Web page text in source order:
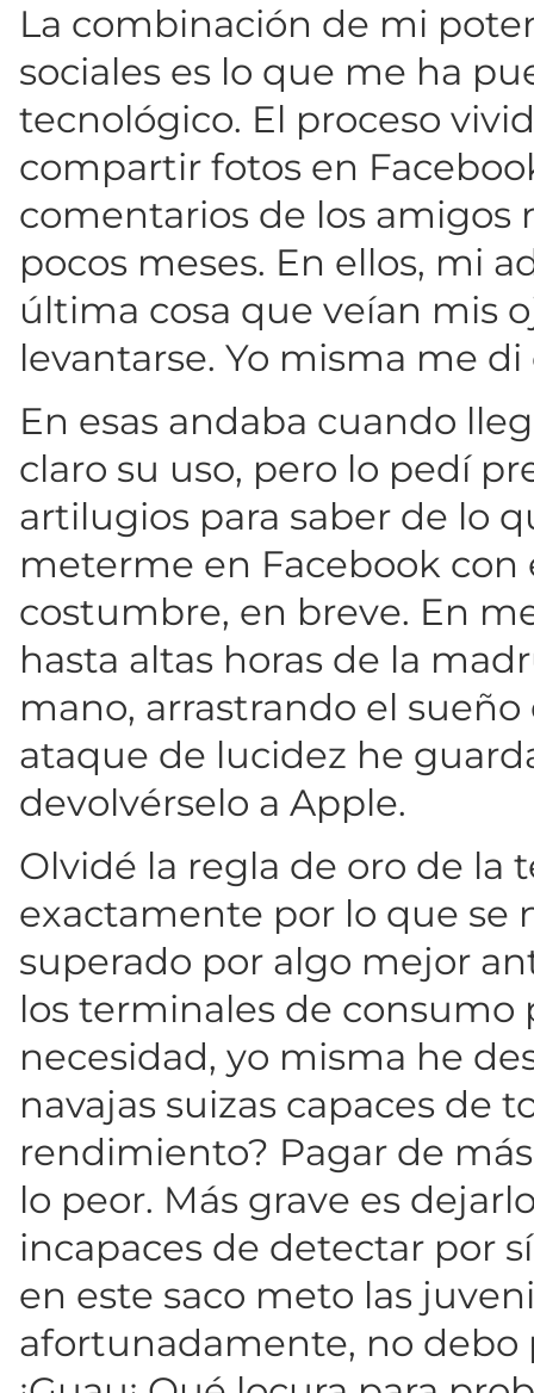
La combinación de mi
sociales es lo que me ha
tecnológico. El proceso
compartir fotos en
comentarios de los amigos
pocos meses. En ellos, mi
última cosa que veían mis
levantarse. Yo misma me
En esas andaba cuando
claro su uso, pero lo pedí
artilugios para saber de lo
meterme en Facebook con
costumbre, en breve. En
hasta altas horas de la
mano, arrastrando el
ataque de lucidez he
devolvérselo a Apple.
Olvidé la regla de oro de la
exactamente por lo que se
superado por algo mejor
los terminales de
necesidad, yo misma he
navajas suizas capaces de
rendimiento? Pagar de
lo peor. Más grave es
incapaces de detectar por
en este saco meto las
afortunadamente, no debo